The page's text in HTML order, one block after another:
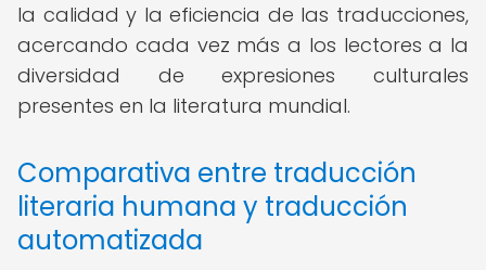
la calidad y la eficiencia de las traducciones,
acercando cada vez más a los lectores a la
diversidad de expresiones culturales
presentes en la literatura mundial.
Comparativa entre traducción
literaria humana y traducción
automatizada